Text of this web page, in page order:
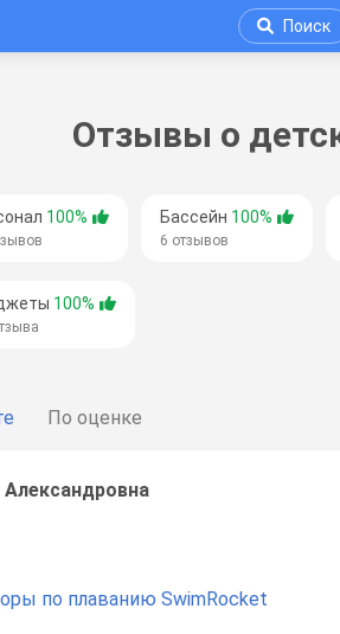
Поиск
Отзывы о
100% Бассейн 100%
6 отзывов
100%
По оценке
по плаванию SwimRocket